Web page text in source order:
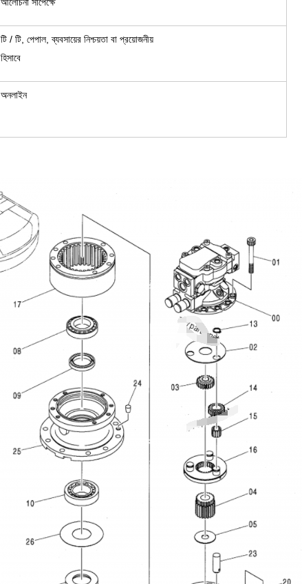
টি / টি, পেপাল, ব্যবসায়ের নিশ্চয়তা বা প্রয়োজনীয়
হিসাবে
অনলাইন